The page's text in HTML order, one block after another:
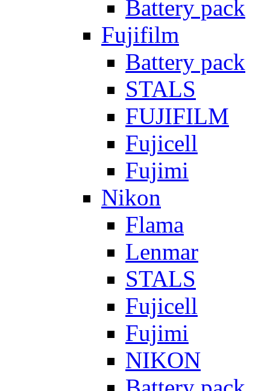
Battery pack
Fujifilm
Battery pack
STALS
FUJIFILM
Fujicell
Fujimi
Nikon
Flama
Lenmar
STALS
Fujicell
Fujimi
NIKON